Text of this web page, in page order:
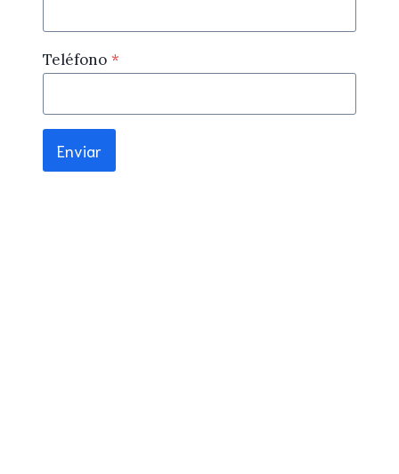
Teléfono *
Enviar